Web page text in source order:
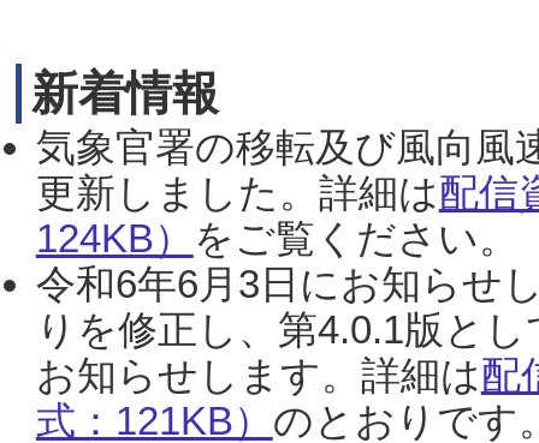
新着情報
気象官署の移転及び風向風
更新しました。詳細は配信
124KB） をご覧ください。
令和6年6月3日にお知らせ
りを修正し、第4.0.1版と
お知らせします。詳細は配
式：121KB） のとおりです